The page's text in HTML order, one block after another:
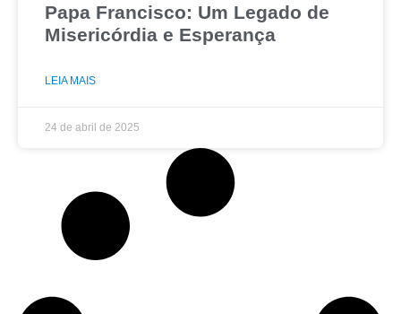
Papa Francisco: Um Legado de
Misericórdia e Esperança
LEIA MAIS
24 de abril de 2025